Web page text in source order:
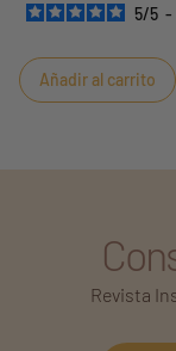
colchón es la
5/5 -
Añadir al carrito
Revista